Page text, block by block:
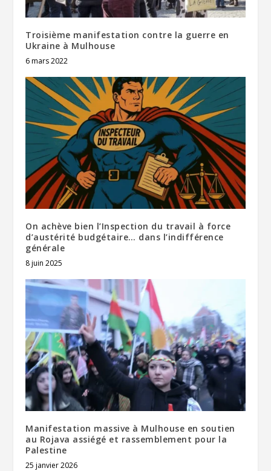
Troisième manifestation contre la guerre en
Ukraine à Mulhouse
6 mars 2022
On achève bien l’Inspection du travail à force
d’austérité budgétaire… dans l’indifférence
générale
8 juin 2025
Manifestation massive à Mulhouse en soutien
au Rojava assiégé et rassemblement pour la
Palestine
25 janvier 2026